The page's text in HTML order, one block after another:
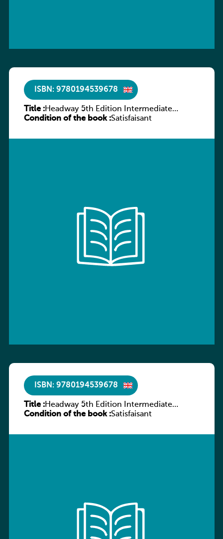
ISBN: 9780194539678
Title :Headway 5th Edition Intermediate
Workbook without key
Condition of the book :Satisfaisant
ISBN: 9780194539678
Title :Headway 5th Edition Intermediate
Workbook without key
Condition of the book :Satisfaisant